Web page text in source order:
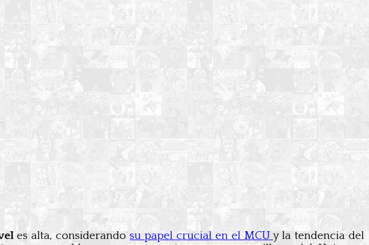
es alta, considerandosu papel crucial en el MCUy la tendencia del